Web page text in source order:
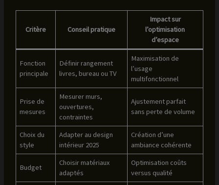
Critère Conseil pratique
Impact sur
l’optimisation
d’espace
Fonction
principale
Définir rangement
livres, bureau ou TV
Maximisation de
l’usage
multifonctionnel
Prise de
mesures
Mesurer murs,
ouvertures,
contraintes
Ajustement parfait
sans perte de volume
Choix du
style
Adapter au design
intérieur 2025
Création d’une
ambiance cohérente
Budget
Choisir matériaux
adaptés
Optimisation coûts
versus qualité